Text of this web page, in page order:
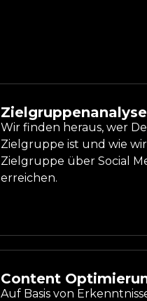
Zielgruppenanalyse
Wir finden heraus, wer
Zielgruppe ist und wie wir
Zielgruppe über Social
erreichen.
Content
Auf Basis von